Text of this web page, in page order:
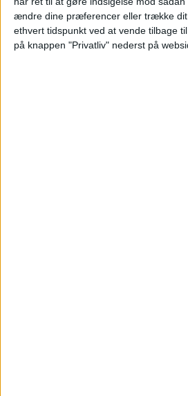
ændre dine præferencer eller trække dit
ethvert tidspunkt ved at vende tilbage
på knappen "Privatliv" nederst på